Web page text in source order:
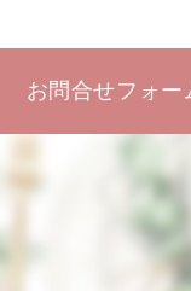
お問合せフォー